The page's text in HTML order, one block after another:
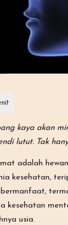
kaya akan
lutut. Tak
adalah
kesehatan,
kesehatan
usia.